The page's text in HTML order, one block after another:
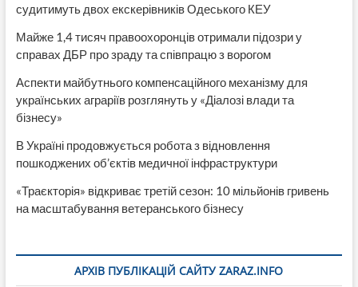
судитимуть двох екскерівників Одеського КЕУ
Майже 1,4 тисяч правоохоронців отримали підозри у
справах ДБР про зраду та співпрацю з ворогом
Аспекти майбутнього компенсаційного механізму для
українських аграріїв розглянуть у «Діалозі влади та
бізнесу»
В Україні продовжується робота з відновлення
пошкоджених об’єктів медичної інфраструктури
«Траєкторія» відкриває третій сезон: 10 мільйонів гривень
на масштабування ветеранського бізнесу
АРХІВ ПУБЛІКАЦІЙ САЙТУ ZARAZ.INFO